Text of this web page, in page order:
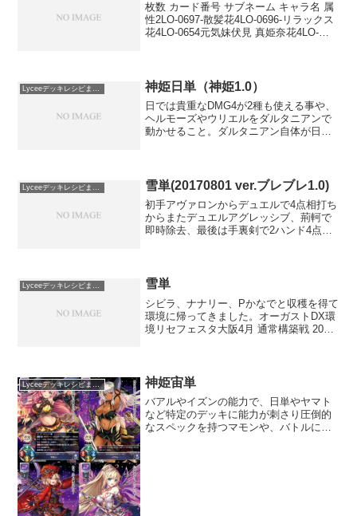
枚数 カード番号 サブネーム キャラ名 属
性2LO-0697-散髪花4LO-0696-リラックス
花4LO-0654元気妹伏見 真姫奈花4LO-
神姫日単（神姫1.0）
日では貴重なDMG4が2種も使える事や、
ヘルモーズやウリエルをダルタニアンで
動かせること。ダルタニアン自体が日の
なので非常に簡単です...
雪単(20170801 ver.ブレブレ1.0)
初手アヴァロンからデュエルで4点相打ち
からまたデュエルアグレッシブ、荊軻で
即時除去、最後は手裏剣で2ハンド4点
単、優勝は全て雪単、と...
Lyceeデッキレシピまとめ 雪単
シビラ、ナナリー、Pかなでと収穫を得て
環境に帰ってきました。オーガストDX環
境リセフェスタ大阪4月 通常構築戦 2019-
Lyceeデッキレシピまとめ 神姫宙単
バアルやイズンの能力で、日単やヤマト
など特定のデッキに能力が刺さり圧倒的
なスペックを持つマモンや、バトルにお